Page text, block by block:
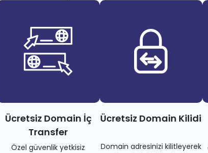
Ücretsiz Domain İç
Transfer
Özel güvenlik yetkisiz
Ücretsiz Domain Kilidi
Domain adresinizi kilitleyerek